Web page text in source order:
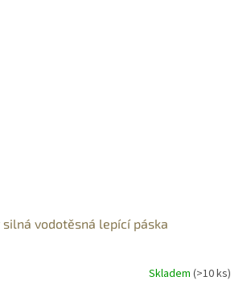
silná vodotěsná lepící páska
Skladem (>10 ks)